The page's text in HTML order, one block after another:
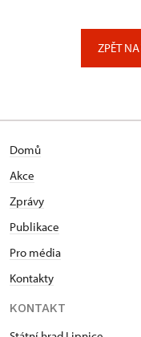
ZPĚT
Domů
Akce
Zprávy
Publikace
Pro média
Kontakty
KONTAKT